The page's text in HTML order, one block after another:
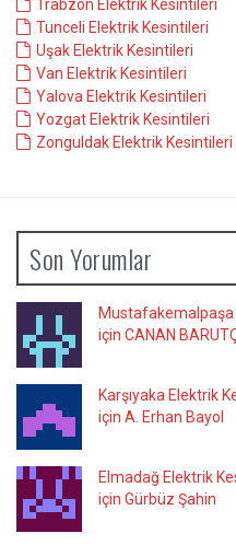
Trabzon Elektrik Kesintileri
Tunceli Elektrik Kesintileri
Uşak Elektrik Kesintileri
Van Elektrik Kesintileri
Yalova Elektrik Kesintileri
Yozgat Elektrik Kesintileri
Zonguldak Elektrik Kesintileri
Son Yorumlar
Mustafakemalpaşa
için CANAN
Karşıyaka Elektrik
için A. Erhan Bayol
Elmadağ Elektrik
için Gürbüz Şahin